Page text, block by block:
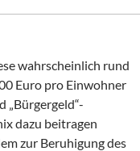
wahrscheinlich rund
Euro pro Einwohner
„Bürgergeld“-
dazu beitragen
zur Beruhigung des